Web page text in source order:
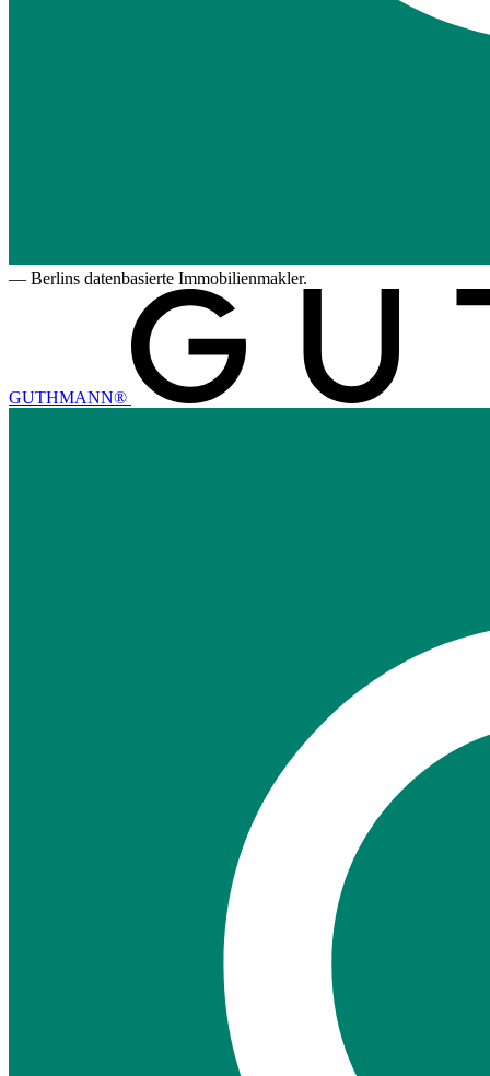
— Berlins datenbasierte Immobilienmakler.
GUTHMANN®